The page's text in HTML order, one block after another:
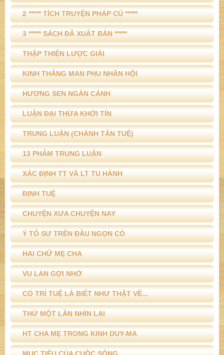
2 ***** TÍCH TRUYỆN PHÁP CÚ *****
3 ***** SÁCH ĐÃ XUẤT BẢN *****
THẬP THIỆN LƯỢC GIẢI
KINH THẮNG MAN PHU NHÂN HỘI
HƯƠNG SEN NGÀN CÁNH
LUẬN ĐẠI THỪA KHỞI TÍN
TRUNG LUẬN (CHÁNH TẤN TUỆ)
13 PHẨM TRUNG LUẬN
XÁC ĐỊNH TT VÀ LT TU HÀNH
ĐỊNH TUỆ
CHUYỆN XƯA CHUYỆN NAY
Ý TỔ SƯ TRÊN ĐẦU NGỌN CỎ
HAI CHỮ MẸ CHA
VU LAN GỢI NHỚ
CÓ TRÍ TUỆ LÀ BIẾT NHƯ THẬT VỀ...
THỬ MỘT LẦN NHÌN LẠI
HT CHA MẸ TRONG KINH DUY-MA